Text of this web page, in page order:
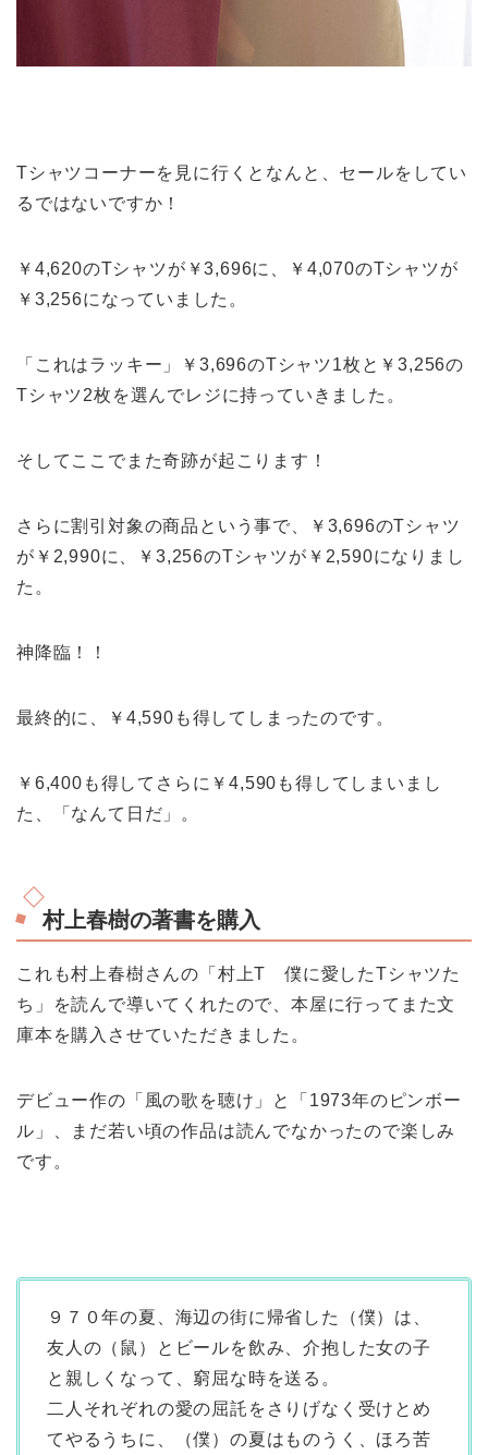
Tシャツコーナーを見に行くとなんと、セールをしてい
るではないですか！
￥4,620のTシャツが￥3,696に、￥4,070のTシャツが
￥3,256になっていました。
「これはラッキー」￥3,696のTシャツ1枚と￥3,256の
Tシャツ2枚を選んでレジに持っていきました。
そしてここでまた奇跡が起こります！
さらに割引対象の商品という事で、￥3,696のTシャツ
が￥2,990に、￥3,256のTシャツが￥2,590になりまし
た。
神降臨！！
最終的に、￥4,590も得してしまったのです。
￥6,400も得してさらに￥4,590も得してしまいまし
た、「なんて日だ」。
村上春樹の著書を購入
これも村上春樹さんの「村上T 僕に愛したTシャツた
ち」を読んで導いてくれたので、本屋に行ってまた文
庫本を購入させていただきました。
デビュー作の「風の歌を聴け」と「1973年のピンボー
ル」、まだ若い頃の作品は読んでなかったので楽しみ
です。
９７０年の夏、海辺の街に帰省した（僕）は、
友人の（鼠）とビールを飲み、介抱した女の子
と親しくなって、窮屈な時を送る。
二人それぞれの愛の屈託をさりげなく受けとめ
てやるうちに、（僕）の夏はものうく、ほろ苦